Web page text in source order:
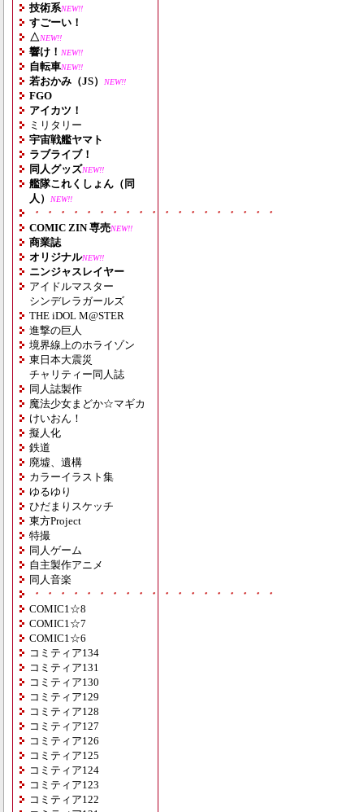
技術系NEW!!
すごーい！
△NEW!!
響け！ NEW!!
自転車NEW!!
若おかみ（JS） NEW!!
FGO
アイカツ！
ミリタリー
宇宙戦艦ヤマト
ラブライブ！
同人グッズNEW!!
艦隊これくしょん（同
人）
NEW!!
・・・・・・・・・・・・・・・・・・・
COMIC ZIN 専売NEW!!
商業誌
オリジナルNEW!!
ニンジャスレイヤー
アイドルマスター
シンデレラガールズ
THE iDOL M@STER
進撃の巨人
境界線上のホライゾン
東日本大震災
チャリティー同人誌
同人誌製作
魔法少女まどか☆マギカ
けいおん！
擬人化
鉄道
廃墟、遺構
カラーイラスト集
ゆるゆり
ひだまりスケッチ
東方Project
特撮
同人ゲーム
自主製作アニメ
同人音楽
・・・・・・・・・・・・・・・・・・・
COMIC1☆8
COMIC1☆7
COMIC1☆6
コミティア134
コミティア131
コミティア130
コミティア129
コミティア128
コミティア127
コミティア126
コミティア125
コミティア124
コミティア123
コミティア122